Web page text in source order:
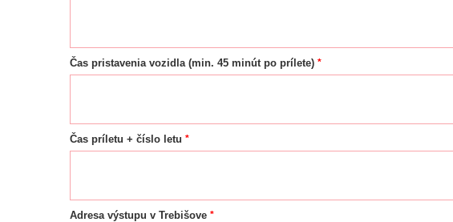
Čas pristavenia vozidla (min. 45 minút po prílete) *
Čas príletu + číslo letu *
Adresa výstupu v Trebišove *